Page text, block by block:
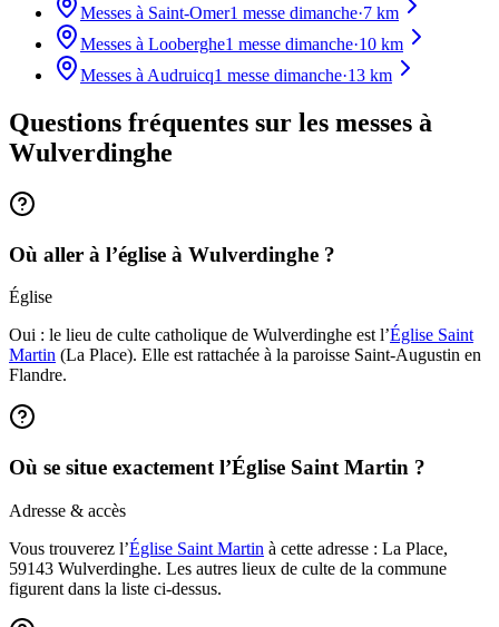
Messes à Saint-Omer1 messe dimanche·7 km
Messes à Looberghe1 messe dimanche·10 km
Messes à Audruicq1 messe dimanche·13 km
Questions fréquentes sur les messes à
Wulverdinghe
Où aller à l’église à Wulverdinghe ?
Église
Oui : le lieu de culte catholique de Wulverdinghe est l’Église Saint
Martin (La Place). Elle est rattachée à la paroisse Saint-Augustin en
Flandre.
Où se situe exactement l’Église Saint Martin ?
Adresse & accès
Vous trouverez l’Église Saint Martin à cette adresse : La Place,
59143 Wulverdinghe. Les autres lieux de culte de la commune
figurent dans la liste ci-dessus.